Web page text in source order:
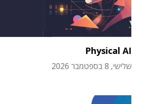
Physical AI
שלישי, 8 בספטמבר 2026